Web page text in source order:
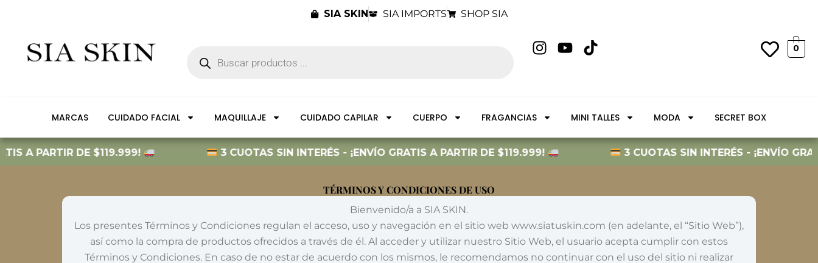
SIA SKIN SIA IMPORTS SHOP SIA
productos
I
g
r
a
Y
b
e
T
k
0
MARCAS CUIDADO FACIAL MAQUILLAJE CUIDADO CAPILAR CUERPO FRAGANCIAS MINI TALLES MODA SECRET BOX
DE $119.999! 3 CUOTAS SIN INTERÉS - ¡ENVÍO GRATIS A PARTIR DE $119.999! 3 CUOTAS SIN INTERÉS - ¡ENVÍO GRATIS A
TÉRMINOS Y CONDICIONES DE USO
Bienvenido/a a SIA SKIN.
Los presentes Términos y Condiciones regulan el acceso, uso y navegación en el sitio web www.siatuskin.com (en adelante, el “Sitio Web”),
así como la compra de productos ofrecidos a través de él. Al acceder y utilizar nuestro Sitio Web, el usuario acepta cumplir con estos
Términos y Condiciones. En caso de no estar de acuerdo con los mismos, le recomendamos no continuar con el uso del sitio ni realizar